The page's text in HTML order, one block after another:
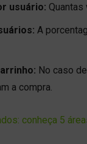
usuário:
A
No caso
a compra.
conheça 5